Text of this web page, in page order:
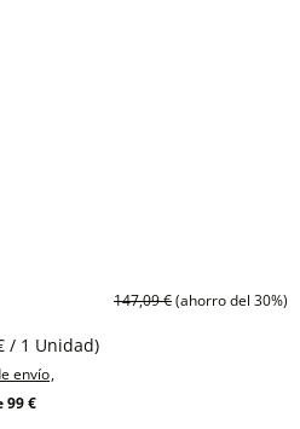
147,09 €(ahorro del 30%)
/ 1 Unidad)
envío,
99 €